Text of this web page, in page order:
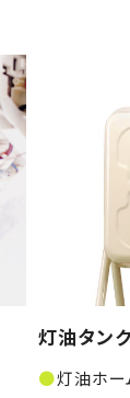
灯油タン
灯油ホー